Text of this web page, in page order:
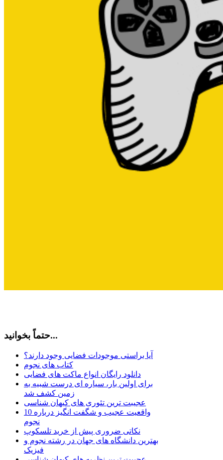
حتماً بخوانید...
آیا براستی موجودات فضایی وجود دارند؟
کتاب های نجوم
دانلود رایگان انواع ماکت های فضایی
برای اولین بار، سیاره ای درست شبیه به
زمین کشف شد
عجیبت ترین تئوری های کیهان شناسی
10 واقعیت عجیب و شگفت انگیز درباره
نجوم
نکاتی ضروری پیش از خرید تلسکوپ
بهترین دانشگاه های جهان در رشته نجوم و
فیزیک